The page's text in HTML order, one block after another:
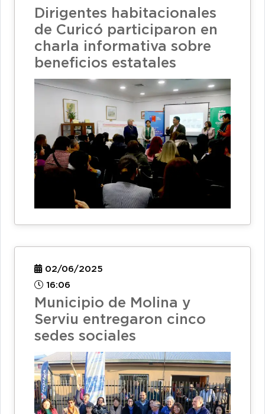
Dirigentes habitacionales
de Curicó participaron en
charla informativa sobre
beneficios estatales
02/06/2025
16:06
Municipio de Molina y
Serviu entregaron cinco
sedes sociales